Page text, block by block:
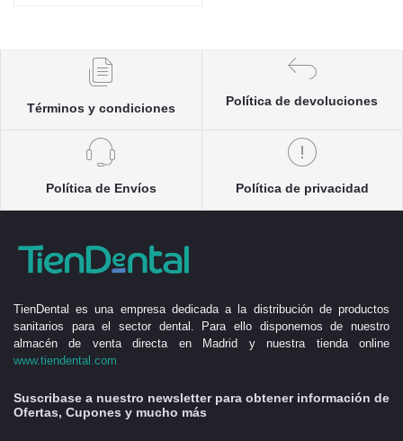
Términos y condiciones
Política de devoluciones
Política de Envíos Política de privacidad
TienDental es una empresa dedicada a la distribución de productos
sanitarios para el sector dental. Para ello disponemos de nuestro
almacén de venta directa en Madrid y nuestra tienda online
www.tiendental.com
Suscribase a nuestro newsletter para obtener información de
Ofertas, Cupones y mucho más